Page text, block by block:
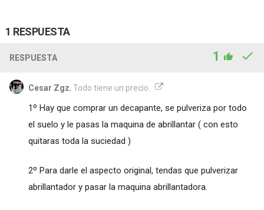
1 RESPUESTA
RESPUESTA 1
Cesar Zgz, Todo tiene un precio.
1º Hay que comprar un decapante, se pulveriza por todo
el suelo y le pasas la maquina de abrillantar ( con esto
quitaras toda la suciedad )
2º Para darle el aspecto original, tendas que pulverizar
abrillantador y pasar la maquina abrillantadora.